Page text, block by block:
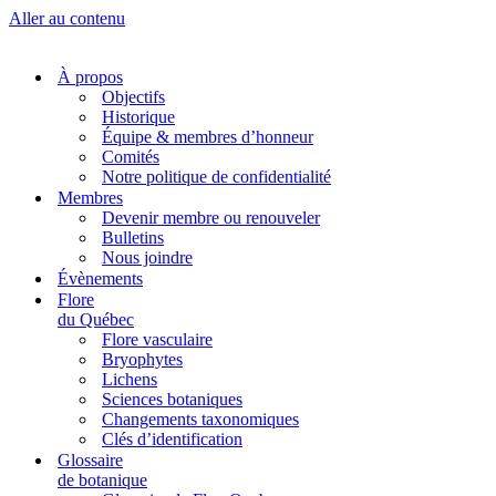
Aller au contenu
À propos
Objectifs
Historique
Équipe & membres d’honneur
Comités
Notre politique de confidentialité
Membres
Devenir membre ou renouveler
Bulletins
Nous joindre
Évènements
Flore
du Québec
Flore vasculaire
Bryophytes
Lichens
Sciences botaniques
Changements taxonomiques
Clés d’identification
Glossaire
de botanique